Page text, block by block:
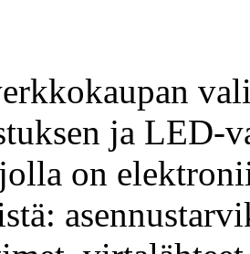
ja LED-
on